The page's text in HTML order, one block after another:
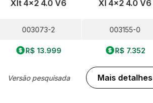
Xlt 4x2 4.0 V6
003073-2
R$ 13.999
Versão pesquisada
Xl 4x2 4.0 V6
003155-0
R$ 7.352
Mais detalhes